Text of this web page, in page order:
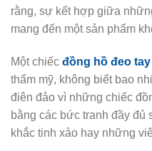
rằng, sự kết hợp giữa
mang đến một sản phẩm
Một chiếc đồng hồ đeo
thẩm mỹ, không biết bao
điên đảo vì những chiếc
bằng các bức tranh đầy đủ
khắc tinh xảo hay những